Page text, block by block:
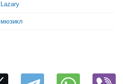
Lazary
мюзикл